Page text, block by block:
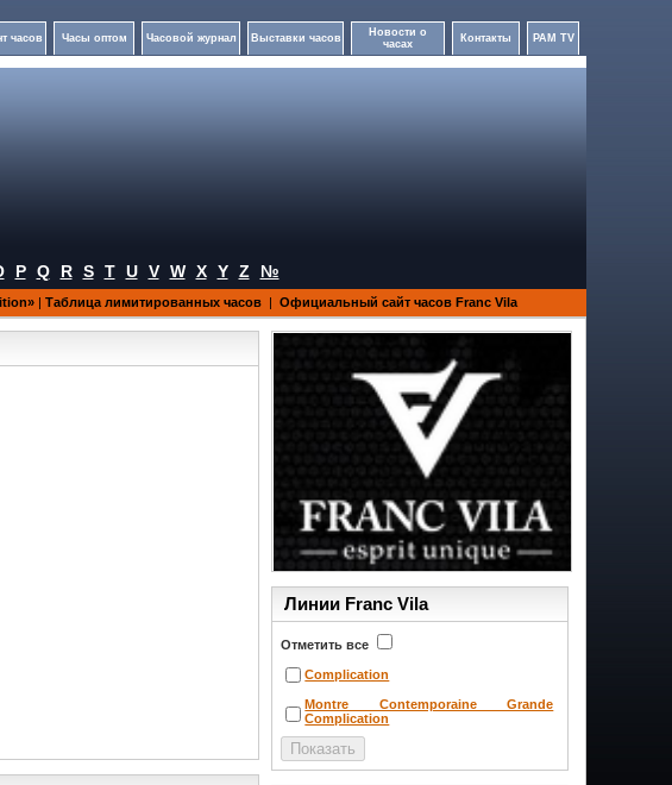
часов Часы оптом Часовой журнал Выставки часов
Новости о
часах
Контакты PAM TV
P Q R S T U V W X Y Z №
| Таблица лимитированных часов | Официальный сайт часов Franc Vila
Линии Franc Vila
Отметить все
Complication
Montre Contemporaine Grande
Complication